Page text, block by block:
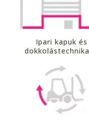
Ipari kapuk és